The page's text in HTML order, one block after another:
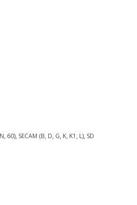
60), SECAM (B, D, G, K, K1, L), SD